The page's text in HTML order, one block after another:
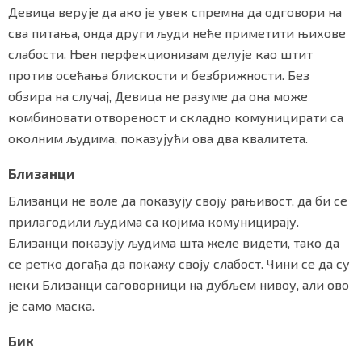
Девица верује да ако је увек спремна да одговори на
сва питања, онда други људи неће приметити њихове
слабости. Њен перфекционизам делује као штит
против осећања блискости и безбрижности. Без
обзира на случај, Девица не разуме да она може
комбиновати отвореност и складно комуницирати са
околним људима, показујући ова два квалитета.
Близанци
Близанци не воле да показују своју рањивост, да би се
прилагодили људима са којима комуницирају.
Близанци показују људима шта желе видети, тако да
се ретко догађа да покажу своју слабост. Чини се да су
неки Близанци саговорници на дубљем нивоу, али ово
је само маска.
Бик